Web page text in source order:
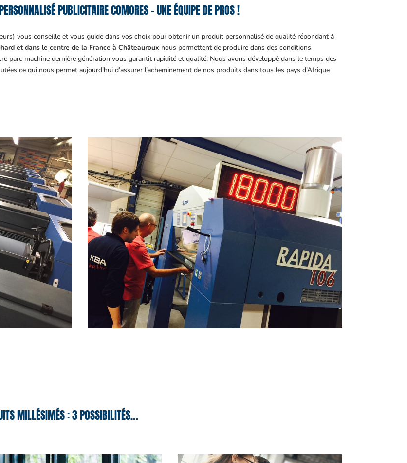
PUBLICITAIRE COMORES – UNE ÉQUIPE DE PROS !
vous conseille et vous guide dans vos choix pour obtenir un produit personnalisé de qualité répondant à
et dans le centre de la France à Châteauroux nous permettent de produire dans des conditions
parc machine dernière génération vous garantit rapidité et qualité. Nous avons développé dans le temps des
ce qui nous permet aujourd’hui d’assurer l’acheminement de nos produits dans tous les pays d’Afrique
MILLÉSIMÉS : 3 POSSIBILITÉS…